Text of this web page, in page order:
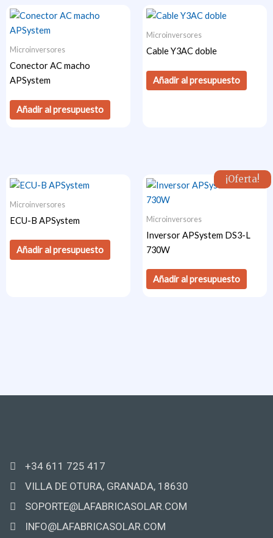
Microinversores
Conector AC macho
APSystem
Añadir al presupuesto
Microinversores
Cable Y3AC doble
Añadir al presupuesto
Microinversores
ECU-B APSystem
Añadir al presupuesto
¡Oferta!
Microinversores
Inversor APSystem DS3-L
730W
Añadir al presupuesto
+34 611 725 417
VILLA DE OTURA, GRANADA, 18630
SOPORTE@LAFABRICASOLAR.COM
INFO@LAFABRICASOLAR.COM